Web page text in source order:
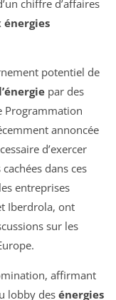
chiffre d’affaires
énergies
potentiel de
par des
Programmation
annoncée
d’exercer
dans ces
entreprises
Iberdrola, ont
sur les
affirmant
lobby des énergies